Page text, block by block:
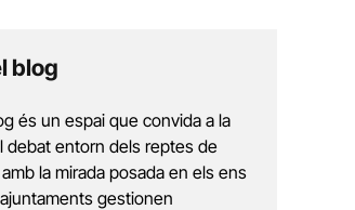
blog
és un espai que convida a la
debat entorn dels reptes de
amb la mirada posada en els ens
gestionen